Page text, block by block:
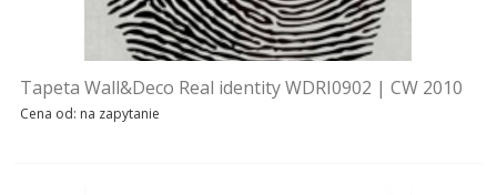
Tapeta Wall&Deco Real identity WDRI0902 | CW 2010
Cena od: na zapytanie